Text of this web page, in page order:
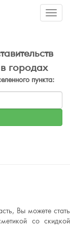
Меню
городах
пункта:
Вы можете стать
со скидкой